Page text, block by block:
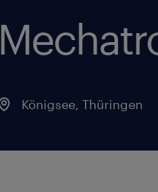
Königsee, Thüringen